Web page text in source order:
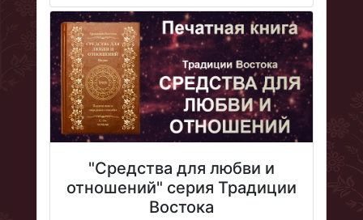
"Средства для любви и
отношений" серия Традиции
Востока